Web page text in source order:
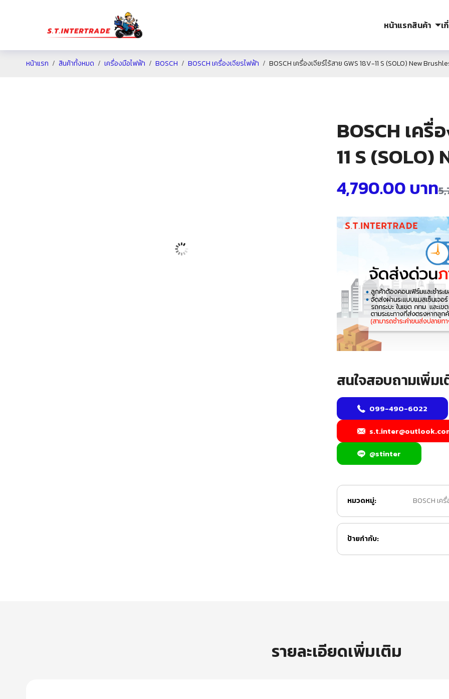
หน้าแรกสินค้า เ
หน้าแรก สินค้าทั้งหมด เครื่องมือไฟฟ้า BOSCH BOSCH เครื่องเจียรไฟฟ้า BOSCH เครื่องเจียร์ไร้สาย GWS 18V-11 S (SOLO) New
BOSCH เครื่
11 S
4,790.00 บาท
สนใจสอบถามเพิ่ม
099-490-6022
@stinter
หมวดหมู่: BOSCH เค
ป้ายกำกับ:
รายละเอียดเพิ่มเติม